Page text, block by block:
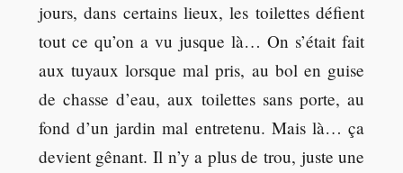
jours, dans certains lieux, les toilettes défient
tout ce qu’on a vu jusque là… On s’était fait
aux tuyaux lorsque mal pris, au bol en guise
de chasse d’eau, aux toilettes sans porte, au
fond d’un jardin mal entretenu. Mais là… ça
devient gênant. Il n’y a plus de trou, juste une